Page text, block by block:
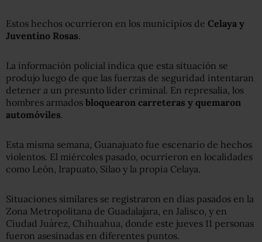
Estos hechos ocurrieron en los municipios de Celaya y
Juventino Rosas.
La información policial indica que esta situación se
produjo luego de que las fuerzas de seguridad intentaran
detener a un presunto líder criminal. En represalia, los
hombres armados bloquearon carreteras y quemaron
automóviles.
Esta misma semana, Guanajuato fue escenario de hechos
violentos. El miércoles pasado, ocurrieron en localidades
como León, Irapuato, Silao y la propia Celaya.
Situaciones similares se registraron en días pasados en la
Zona Metropolitana de Guadalajara, en Jalisco, y en
Ciudad Juárez, Chihuahua, donde este jueves 11 personas
fueron asesinadas en diferentes puntos.